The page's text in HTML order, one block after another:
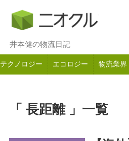
井本健の物流日記
テクノロジー エコロジー 物流業界
「 長距離 」一覧